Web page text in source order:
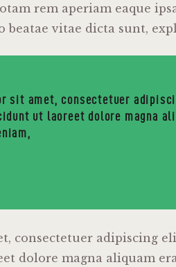
rem aperiam eaque
vitae dicta sunt,
sit amet, consectetuer
ut laoreet dolore magna
consectetuer adipiscing
dolore magna aliquam